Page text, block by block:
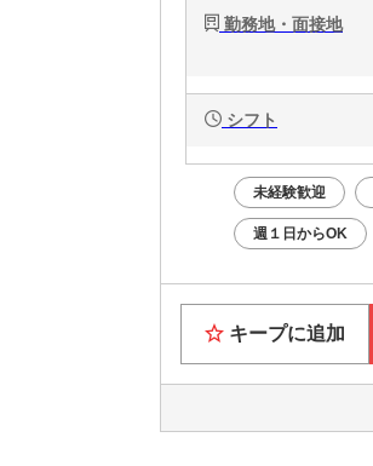
勤務地・面接地
シフト
未経験歓迎
週１日からOK
キープに追加